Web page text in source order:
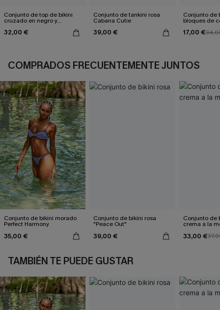
Conjunto de top de bikini
cruzado en negro y
eucalipto y braguitas de
talle alto
32,00 €
Conjunto de tankini rosa
Cabana Cutie
39,00 €
Conjunto de
bloques de
17,00 €
COMPRADOS FRECUENTEMENTE JUNTOS
Conjunto de bikini morado
Perfect Harmony
35,00 €
Conjunto de bikini rosa
"Peace Out"
39,00 €
Conjunto de
crema a la
33,00 €
TAMBIÉN TE PUEDE GUSTAR